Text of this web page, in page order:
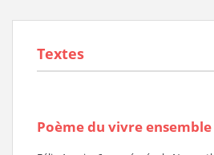
Textes
Poème du vivre ensemble